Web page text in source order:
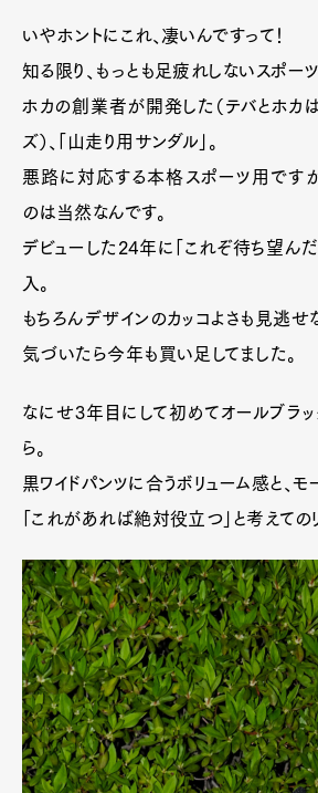
いやホントにこれ、凄いんですって！
知る限り、もっとも足疲れしないスポーツ
ホカの創業者が開発した（テバとホカ
ズ）、「山走り用サンダル」。
悪路に対応する本格スポーツ用です
のは当然なんです。
デビューした24年に「これぞ待ち望ん
入。
もちろんデザインのカッコよさも見逃せ
気づいたら今年も買い足してました。
なにせ3年目にして初めてオールブラ
ら。
黒ワイドパンツに合うボリューム感と、モ
「これがあれば絶対役立つ」と考えての